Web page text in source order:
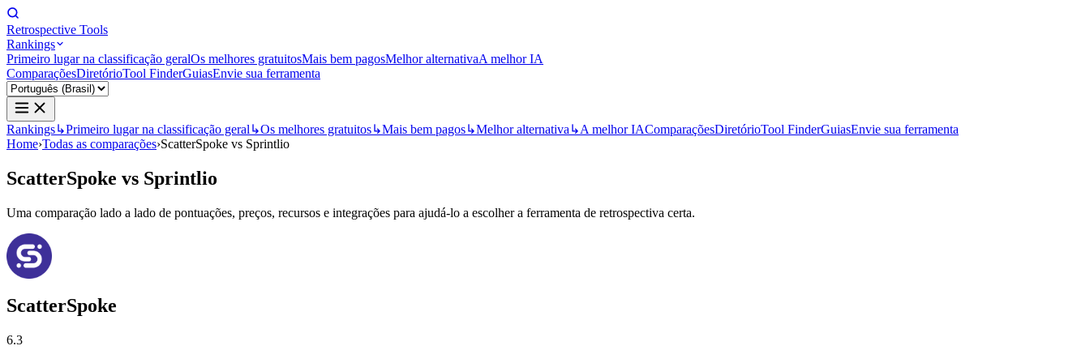
Retrospective Tools
Rankings
Primeiro lugar na classificação geralOs melhores gratuitosMais bem pagosMelhor alternativaA melhor IA
ComparaçõesDiretórioTool FinderGuiasEnvie sua ferramenta
Rankings↳Primeiro lugar na classificação geral ↳Os melhores gratuitos↳Mais bem pagos↳Melhor alternativa ↳A melhor IAComparaçõesDiretórioTool FinderGuiasEnvie sua ferramenta
Home›Todas as comparações›ScatterSpoke vs Sprintlio
ScatterSpoke vs Sprintlio
Uma comparação lado a lado de pontuações, preços, recursos e integrações para ajudá-lo a escolher a ferramenta de retrospectiva certa.
ScatterSpoke
6.3